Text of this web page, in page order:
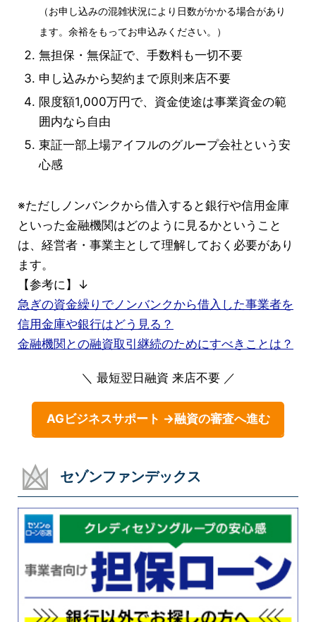
（お申し込みの混雑状況により日数がかかる場合があり
ます。余裕をもってお申込みください。）
無担保・無保証で、手数料も一切不要
申し込みから契約まで原則来店不要
限度額1,000万円で、資金使途は事業資金の範
囲内なら自由
東証一部上場アイフルのグループ会社という安
心感
※ただしノンバンクから借入すると銀行や信用金庫
といった金融機関はどのように見るかということ
は、経営者・事業主として理解しておく必要があり
ます。
【参考に】↓
急ぎの資金繰りでノンバンクから借入した事業者を
信用金庫や銀行はどう見る？
金融機関との融資取引継続のためにすべきことは？
＼ 最短翌日融資 来店不要 ／
AGビジネスサポート →融資の審査へ進む
セゾンファンデックス